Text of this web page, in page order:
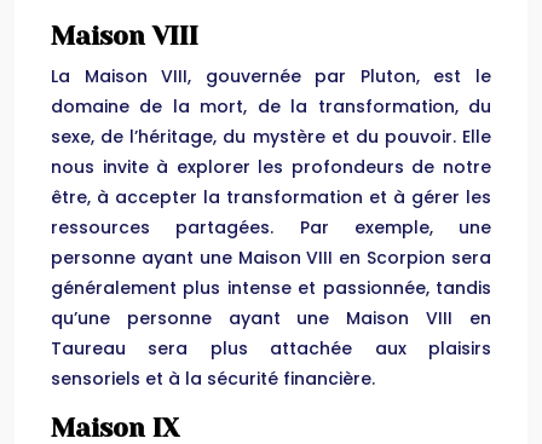
Maison VIII
La Maison VIII, gouvernée par Pluton, est le
domaine de la mort, de la transformation, du
sexe, de l’héritage, du mystère et du pouvoir. Elle
nous invite à explorer les profondeurs de notre
être, à accepter la transformation et à gérer les
ressources partagées. Par exemple, une
personne ayant une Maison VIII en Scorpion sera
généralement plus intense et passionnée, tandis
qu’une personne ayant une Maison VIII en
Taureau sera plus attachée aux plaisirs
sensoriels et à la sécurité financière.
Maison IX